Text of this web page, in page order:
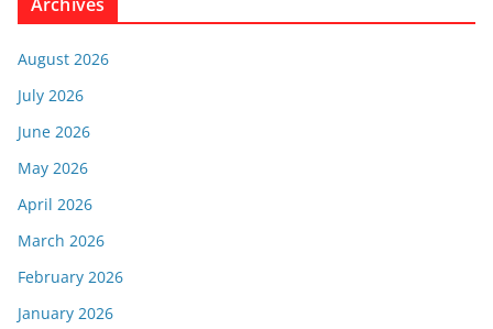
August 2026
July 2026
June 2026
May 2026
April 2026
March 2026
February 2026
January 2026